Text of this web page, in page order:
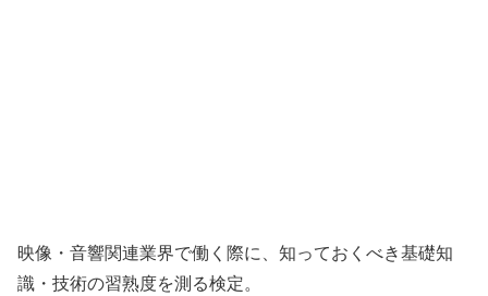
映像・音響関連業界で働く際に、知っておくべき基礎知
識・技術の習熟度を測る検定。